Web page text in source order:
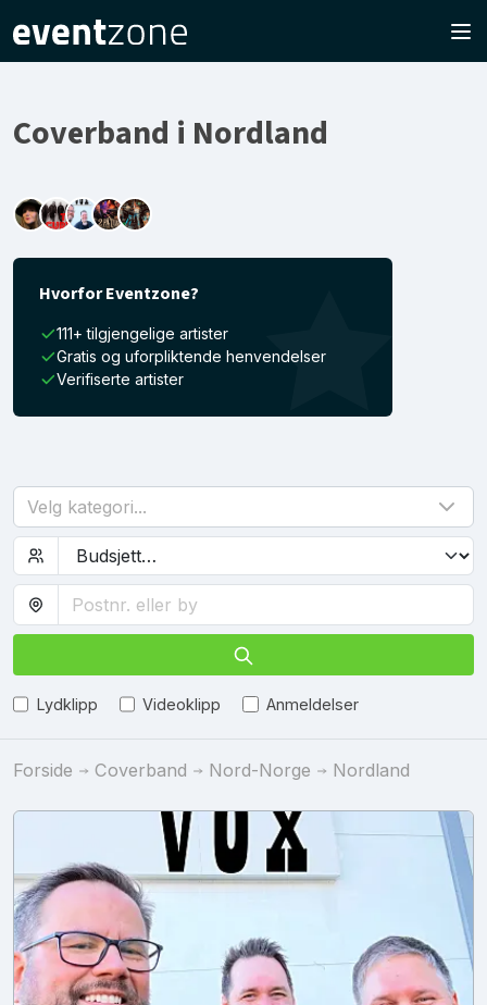
Coverband i Nordland
Hvorfor Eventzone?
111+ tilgjengelige artister
Gratis og uforpliktende henvendelser
Verifiserte artister
Velg kategori...
Lydklipp Videoklipp Anmeldelser
Forside Coverband Nord-Norge Nordland